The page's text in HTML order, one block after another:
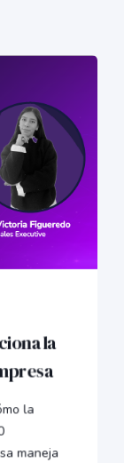
la
la
maneja